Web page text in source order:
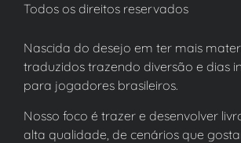
Todos os direitos reservados
Nascida do desejo em ter mais
traduzidos trazendo diversão e dias
para jogadores brasileiros.
Nosso foco é trazer e desenvolver
alta qualidade, de cenários que